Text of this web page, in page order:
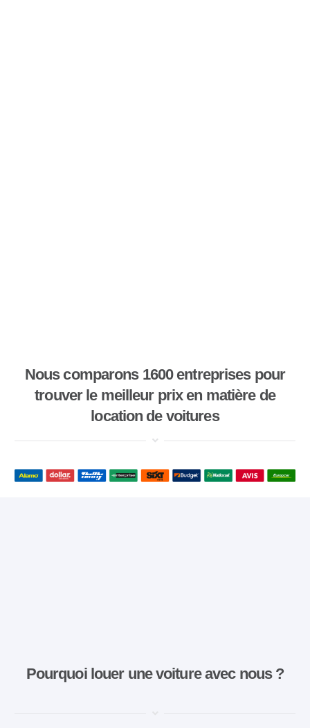
Nous comparons 1600 entreprises pour
trouver le meilleur prix en matière de
location de voitures
Pourquoi louer une voiture avec nous ?